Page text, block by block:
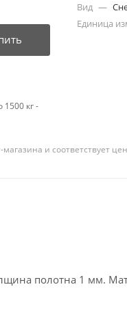
кг -
Вид —
Единица
и соответствует
полотна 1 мм.